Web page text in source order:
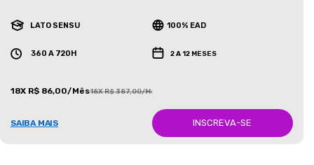
LATO SENSU 100% EAD
360 A 720H 2 A 12 MESES
18X R$ 86,00/Mês18X R$ 387,00/Mês
SAIBA MAIS INSCREVA-SE